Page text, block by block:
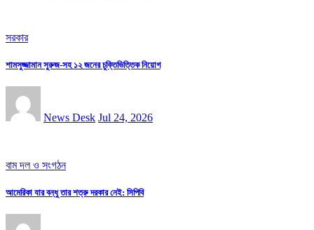
সরকার
শামসুজ্জামান সুরুজ-সহ ১২ জনের চুক্তিভিত্তিক নিয়োগ
News Desk Jul 24, 2026
বাম দল ও সংগঠন
আমেরিকা যার বন্ধু তার শত্রু দরকার নেই: সিপিবি